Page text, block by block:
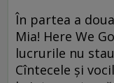
În partea a
Mia! Here We
lucrurile nu
Cîntecele și